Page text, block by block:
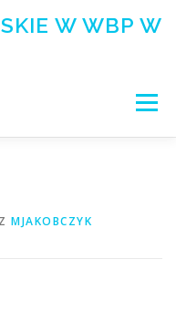
W WBP W
Menu
MJAKOBCZYK